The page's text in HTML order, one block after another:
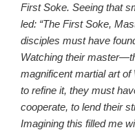
First Soke. Seeing that
led: “The First Soke,
disciples must have
Watching their
magnificent martial art
to refine it, they must
cooperate, to lend their
Imagining this filled me